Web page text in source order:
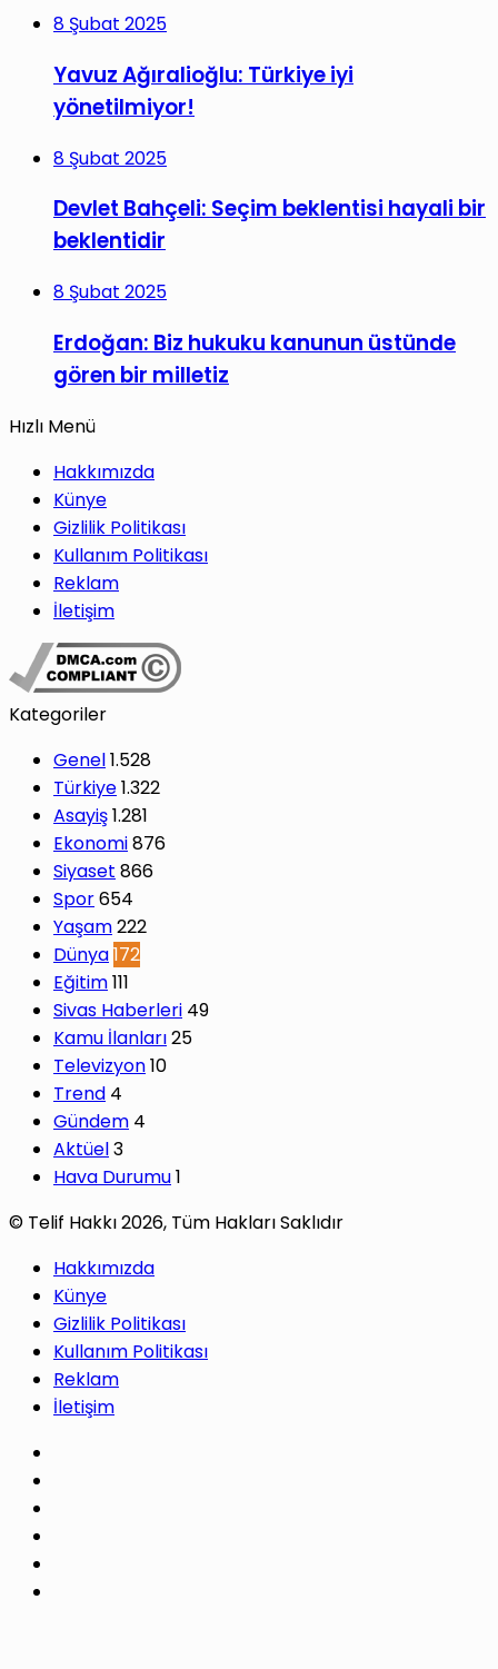
8 Şubat 2025
Yavuz Ağıralioğlu: Türkiye iyi
yönetilmiyor!
8 Şubat 2025
Devlet Bahçeli: Seçim beklentisi hayali bir
beklentidir
8 Şubat 2025
Erdoğan: Biz hukuku kanunun üstünde
gören bir milletiz
Hızlı Menü
Hakkımızda
Künye
Gizlilik Politikası
Kullanım Politikası
Reklam
İletişim
Kategoriler
Genel1.528
Türkiye1.322
Asayiş1.281
Ekonomi876
Siyaset 866
Spor654
Yaşam222
Dünya172
Eğitim111
Sivas Haberleri 49
Kamu İlanları25
Televizyon10
Trend 4
Gündem 4
Aktüel3
Hava Durumu1
© Telif Hakkı 2026, Tüm Hakları Saklıdır
Hakkımızda
Künye
Gizlilik Politikası
Kullanım Politikası
Reklam
İletişim